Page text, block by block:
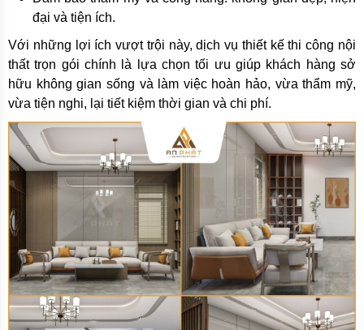
đại và tiện ích.
Với những lợi ích vượt trội này, dịch vụ thiết kế thi công nội
thất trọn gói chính là lựa chọn tối ưu giúp khách hàng sở
hữu không gian sống và làm việc hoàn hảo, vừa thẩm mỹ,
vừa tiện nghi, lại tiết kiệm thời gian và chi phí.